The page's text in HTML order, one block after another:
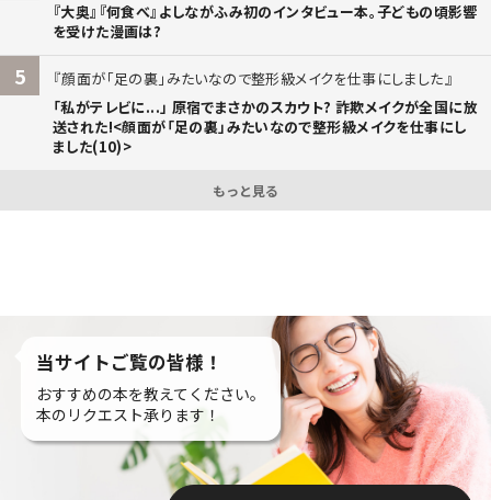
『大奥』『何食べ』よしながふみ初のインタビュー本。子どもの頃影響
を受けた漫画は?
5
顔面が「足の裏」みたいなので整形級メイクを仕事にしました
「私がテレビに...」 原宿でまさかのスカウト? 詐欺メイクが全国に放
送された!<顔面が「足の裏」みたいなので整形級メイクを仕事にし
ました(10)>
もっと見る
当サイトご覧の皆様！
おすすめの本を教えてください。
本のリクエスト承ります！